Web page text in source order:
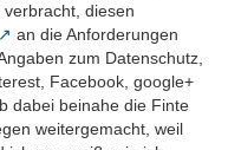
diesen
an die Anforderungen
zum Datenschutz,
Facebook, google+
dabei beinahe die Finte
weitergemacht, weil